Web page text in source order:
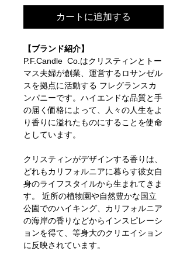
カートに追加する
【ブランド紹介】
P.F.Candle Co.はクリスティンとトー
マス夫婦が創業、運営するロサンゼル
スを拠点に活動する フレグランスカ
ンパニーです。ハイエンドな品質と手
の届く価格によって、人々の人生をよ
り香りに溢れたものにすることを使命
としています。
クリスティンがデザインする香りは、
どれもカリフォルニアに暮らす彼女自
身のライフスタイルから生まれてきま
す。 近所の植物園や自然豊かな国立
公園でのハイキング、カリフォルニア
の海岸の香りなどからインスピレーシ
ョンを得て、等身大のクリエイション
に反映されています。